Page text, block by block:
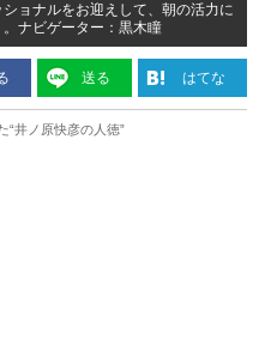
ョナルをお迎えして、朝の活力に
ナビゲーター：黒木瞳
送る はてな
“井ノ原快彦の人徳”